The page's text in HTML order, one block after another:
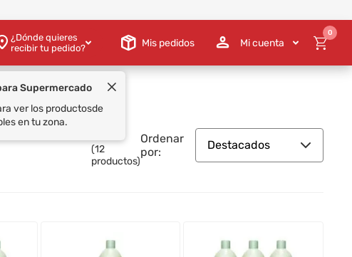
¿Dónde quieres
recibir tu pedido?
Mis pedidos Mi cuenta
0
(12
productos)
Ordenar
por:
Destacados